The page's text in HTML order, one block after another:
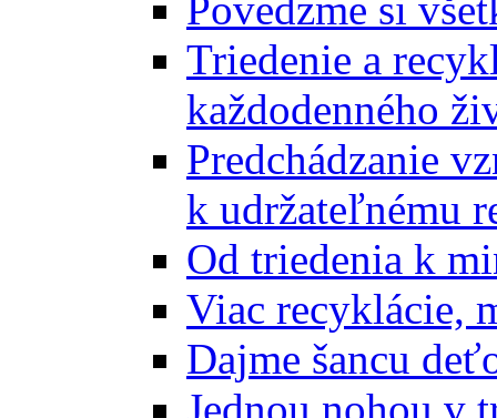
Triedenie a
každodenného
Predchádzanie
k udržateľnému
Od triedenia k
Viac recyklácie,
Dajme šancu
Jednou nohou v